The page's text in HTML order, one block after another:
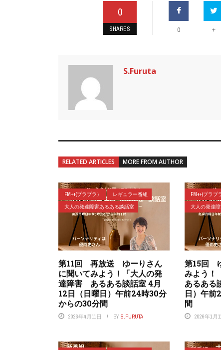
0
SHARES 0 +
S.Furuta
RELATED ARTICLES MORE FROM AUTHOR
FM++(プラプラ）
レギュラー番組
大人の発達障害あるある談話室
第11回 再放送 ゆーりさん
に聞いてみよう！「大人の発
達障害 あるある談話室 4月
12日（日曜日）午前24時30分
からの30分間
2026年4月11日 BY S.FURUTA
FM++(プラプ
大人の発達
第15回
みよう！
あるある
日）午前
間
2026年1月